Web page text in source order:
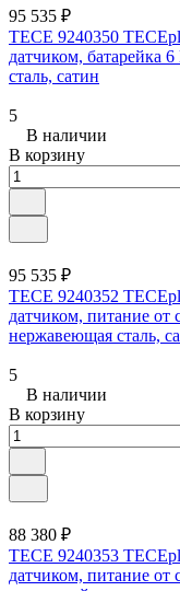
95 535 ₽
TECE 9240350
датчиком, батарейка
сталь, сатин
5
В наличии
В корзину
95 535 ₽
TECE 9240352
датчиком, питание от
нержавеющая сталь,
5
В наличии
В корзину
88 380 ₽
TECE 9240353
датчиком, питание от